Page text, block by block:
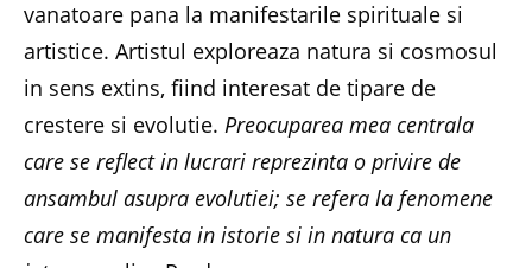
vanatoare pana la manifestarile spirituale si
artistice. Artistul exploreaza natura si cosmosul
in sens extins, fiind interesat de tipare de
crestere si evolutie. Preocuparea mea centrala
care se reflect in lucrari reprezinta o privire de
ansambul asupra evolutiei; se refera la fenomene
care se manifesta in istorie si in natura ca un